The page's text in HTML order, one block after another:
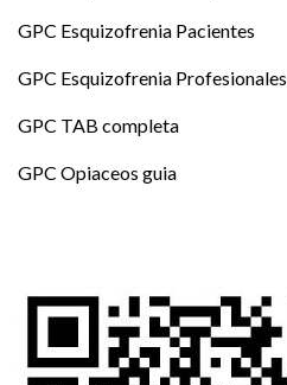
GPC Esquizofrenia Pacientes
GPC Esquizofrenia Profesionales
GPC TAB completa
GPC Opiaceos guia